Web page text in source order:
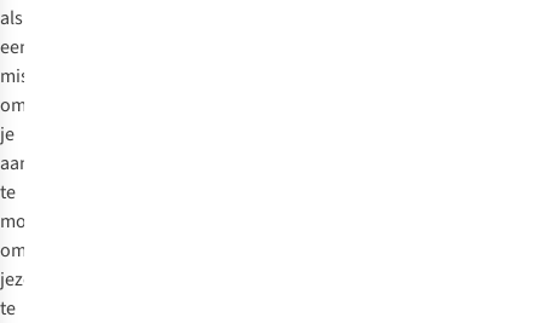
als
een
missie
om
je
aan
te
moedigen
om
jezelf
te